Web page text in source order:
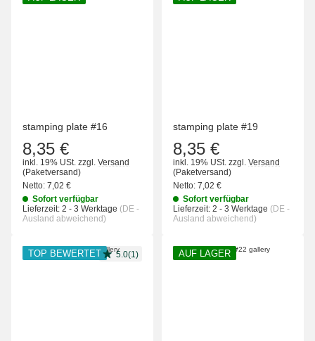
stamping plate #16
8,35 €
inkl. 19% USt. zzgl. Versand
(Paketversand)
Netto: 7,02 €
Sofort verfügbar
Lieferzeit: 2 - 3 Werktage (DE -
Ausland abweichend)
stamping plate #19
8,35 €
inkl. 19% USt. zzgl. Versand
(Paketversand)
Netto: 7,02 €
Sofort verfügbar
Lieferzeit: 2 - 3 Werktage (DE -
Ausland abweichend)
TOP BEWERTET 5.0(1) AUF LAGER